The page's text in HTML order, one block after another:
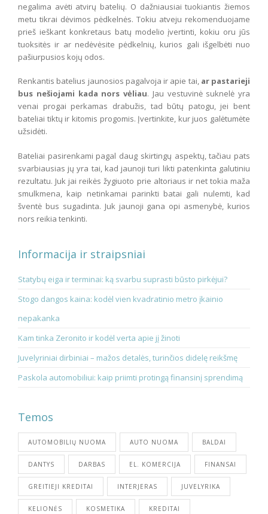
negalima avėti atvirų batelių. O dažniausiai tuokiantis žiemos
metu tikrai dėvimos pėdkelnės. Tokiu atveju rekomenduojame
prieš ieškant konkretaus batų modelio įvertinti, kokiu oru jūs
tuoksitės ir ar nedėvėsite pėdkelnių, kurios gali išgelbėti nuo
pašiurpusios kojų odos.
Renkantis batelius jaunosios pagalvoja ir apie tai, ar pastarieji
bus nešiojami kada nors vėliau. Jau vestuvinė suknelė yra
venai progai perkamas drabužis, tad būtų patogu, jei bent
bateliai tiktų ir kitomis progomis. Įvertinkite, kur juos galėtumėte
užsidėti.
Bateliai pasirenkami pagal daug skirtingų aspektų, tačiau pats
svarbiausias jų yra tai, kad jaunoji turi likti patenkinta galutiniu
rezultatu. Juk jai reikės žygiuoto prie altoriaus ir net tokia maža
smulkmena, kaip netinkamai parinkti batai gali nulemti, kad
šventė bus sugadinta. Juk jaunoji gana opi asmenybė, kurios
nors reikia tenkinti.
Informacija ir straipsniai
Statybų eiga ir terminai: ką svarbu suprasti būsto pirkėjui?
Stogo dangos kaina: kodėl vien kvadratinio metro įkainio
nepakanka
Kam tinka Zeronito ir kodėl verta apie jį žinoti
Juvelyriniai dirbiniai – mažos detalės, turinčios didelę reikšmę
Paskola automobiliui: kaip priimti protingą finansinį sprendimą
Temos
AUTOMOBILIŲ NUOMA AUTO NUOMA BALDAI
DANTYS DARBAS EL. KOMERCIJA FINANSAI
GREITIEJI KREDITAI INTERJERAS JUVELYRIKA
KELIONĖS KOSMETIKA KREDITAI